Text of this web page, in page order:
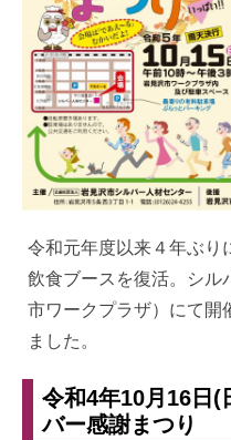
令和元年度以来４年ぶり
飲食ブースを復活。シル
市ワークプラザ）にて開
ました。
令和4年10月16日
バー感謝まつり